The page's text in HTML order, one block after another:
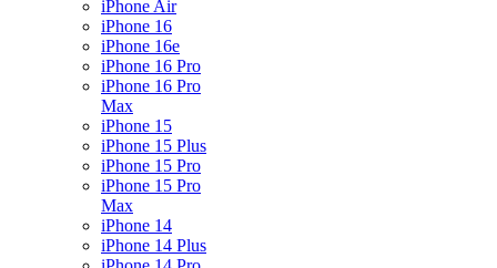
iPhone Air
iPhone 16
iPhone 16e
iPhone 16 Pro
iPhone 16 Pro
Max
iPhone 15
iPhone 15 Plus
iPhone 15 Pro
iPhone 15 Pro
Max
iPhone 14
iPhone 14 Plus